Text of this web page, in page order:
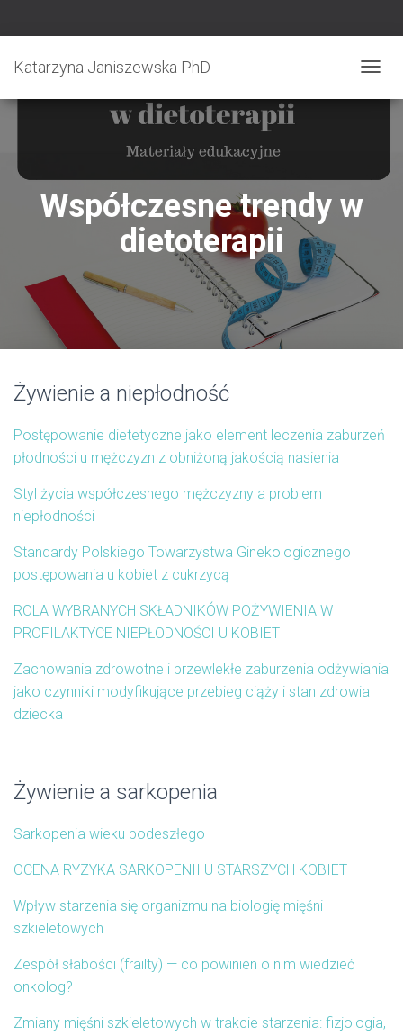
Katarzyna Janiszewska PhD
O
N
T
Współczesne trendy w
dietoterapii
Żywienie a niepłodność
Postępowanie dietetyczne jako element leczenia zaburzeń
płodności u mężczyzn z obniżoną jakością nasienia
Styl życia współczesnego mężczyzny a problem
niepłodności
Standardy Polskiego Towarzystwa Ginekologicznego
postępowania u kobiet z cukrzycą
ROLA WYBRANYCH SKŁADNIKÓW POŻYWIENIA W
PROFILAKTYCE NIEPŁODNOŚCI U KOBIET
Zachowania zdrowotne i przewlekłe zaburzenia odżywiania
jako czynniki modyfikujące przebieg ciąży i stan zdrowia
dziecka
Żywienie a sarkopenia
Sarkopenia wieku podeszłego
OCENA RYZYKA SARKOPENII U STARSZYCH KOBIET
Wpływ starzenia się organizmu na biologię mięśni
szkieletowych
Zespół słabości (frailty) — co powinien o nim wiedzieć
onkolog?
Zmiany mięśni szkieletowych w trakcie starzenia: fizjologia,